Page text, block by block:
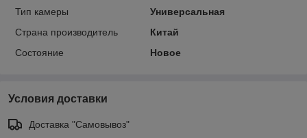
Тип камеры
Универсальная
Страна производитель
Китай
Состояние
Новое
Условия доставки
Доставка "Самовывоз"